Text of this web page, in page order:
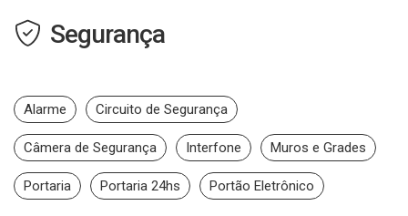
Segurança
Alarme Circuito de Segurança
Câmera de Segurança Interfone Muros e Grades
Portaria Portaria 24hs Portão Eletrônico